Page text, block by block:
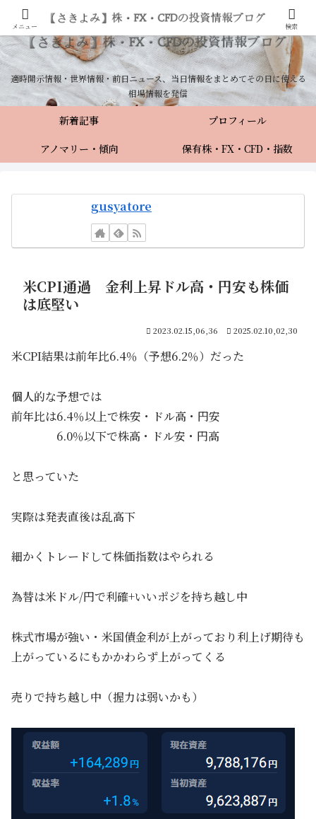
適時開示情報・世界情報・前日ニュース、当日情報をまとめてその日に使える
相場情報を発信
新着記事
プロフィール
アノマリー・傾向
保有株・FX・CFD・指数
gusyatore
米CPI通過 金利上昇ドル高・円安も株価
は底堅い
2023.02.15,06,36 2025.02.10,02,30
米CPI結果は前年比6.4％（予想6.2％）だった
個人的な予想では
前年比は6.4％以上で株安・ドル高・円安
6.0％以下で株高・ドル安・円高
と思っていた
実際は発表直後は乱高下
細かくトレードして株価指数はやられる
為替は米ドル/円で利確+いいポジを持ち越し中
株式市場が強い・米国債金利が上がっており利上げ期待も
上がっているにもかかわらず上がってくる
売りで持ち越し中（握力は弱いかも）
メニュー 検索